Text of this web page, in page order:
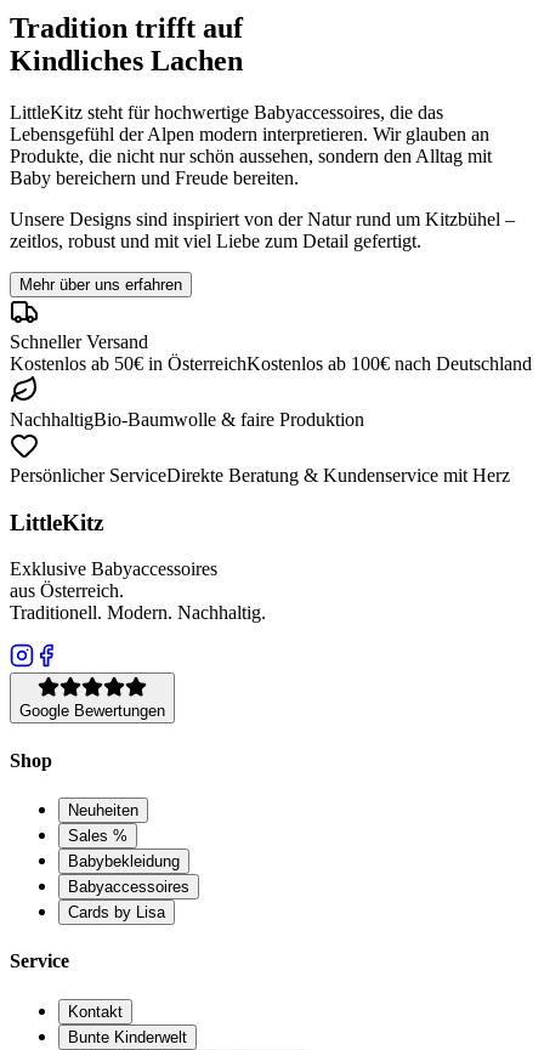
Tradition trifft auf
Kindliches Lachen
LittleKitz steht für hochwertige Babyaccessoires, die das
Lebensgefühl der Alpen modern interpretieren. Wir glauben an
Produkte, die nicht nur schön aussehen, sondern den Alltag mit
Baby bereichern und Freude bereiten.
Unsere Designs sind inspiriert von der Natur rund um Kitzbühel –
zeitlos, robust und mit viel Liebe zum Detail gefertigt.
Mehr über uns erfahren
Schneller Versand
Kostenlos ab 50€ in ÖsterreichKostenlos ab 100€ nach Deutschland
NachhaltigBio-Baumwolle & faire Produktion
Persönlicher ServiceDirekte Beratung & Kundenservice mit Herz
LittleKitz
Exklusive Babyaccessoires
aus Österreich.
Traditionell. Modern. Nachhaltig.
Google Bewertungen
Shop
Neuheiten
Sales %
Babybekleidung
Babyaccessoires
Cards by Lisa
Service
Kontakt
Bunte Kinderwelt